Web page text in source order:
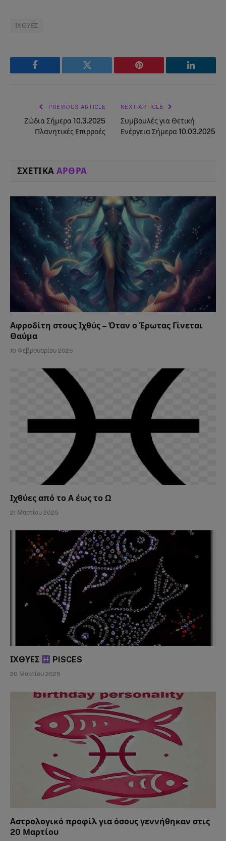
ΙΧΘΥΕΣ
Facebook Twitter Pinterest LinkedIn
PREVIOUS ARTICLE
Ζώδια Σήμερα 10.3.2025
Πλανητικές Επιρροές
NEXT ARTICLE
Συμβουλές για Θετική
Ενέργεια Σήμερα 10.03.2025
ΣΧΕΤΙΚΑ ΑΡΘΡΑ
Αφροδίτη στους Ιχθύς – Όταν ο Έρωτας Γίνεται
Θαύμα
10 Φεβρουαρίου 2026
Ιχθύες από το Α έως το Ω
21 Μαρτίου 2025
ΙΧΘΥΕΣ PISCES
20 Μαρτίου 2025
Αστρολογικό προφίλ για όσους γεννήθηκαν στις
20 Μαρτίου